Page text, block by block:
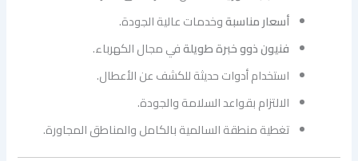
أسعار مناسبةوخدمات عالية الجودة.
فنيون ذوو خبرة طويلةفي مجال الكهرباء.
استخدام أدوات حديثة للكشف عن الأعطال.
الالتزام بقواعد السلامة والجودة.
تغطية منطقة السالمية بالكامل والمناطق المجاورة.